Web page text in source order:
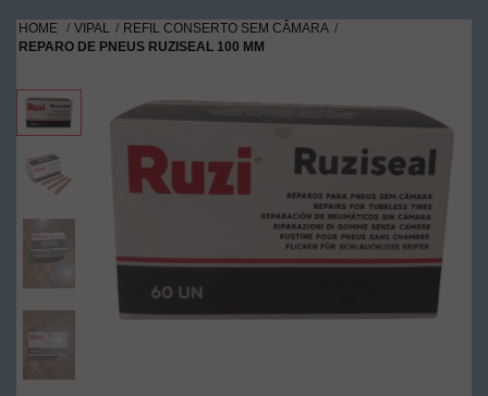
HOME VIPAL
REFIL CONSERTO SEM CÂMARA
REPARO DE PNEUS RUZISEAL 100 MM